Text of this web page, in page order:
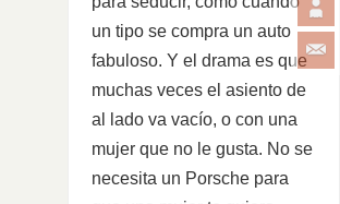
un tipo se compra un auto
fabuloso. Y el drama es que
muchas veces el asiento de
al lado va vacío, o con una
mujer que no le gusta. No se
necesita un Porsche para